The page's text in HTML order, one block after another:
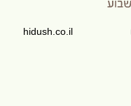
hidush.co.il